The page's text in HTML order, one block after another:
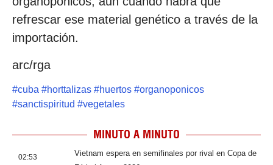
refrescar ese material genético a través de la
importación.
arc/rga
#cuba #horttalizas #huertos #organoponicos
#sanctispiritud #vegetales
MINUTO A MINUTO
02:53
Vietnam espera en semifinales por rival en Copa de